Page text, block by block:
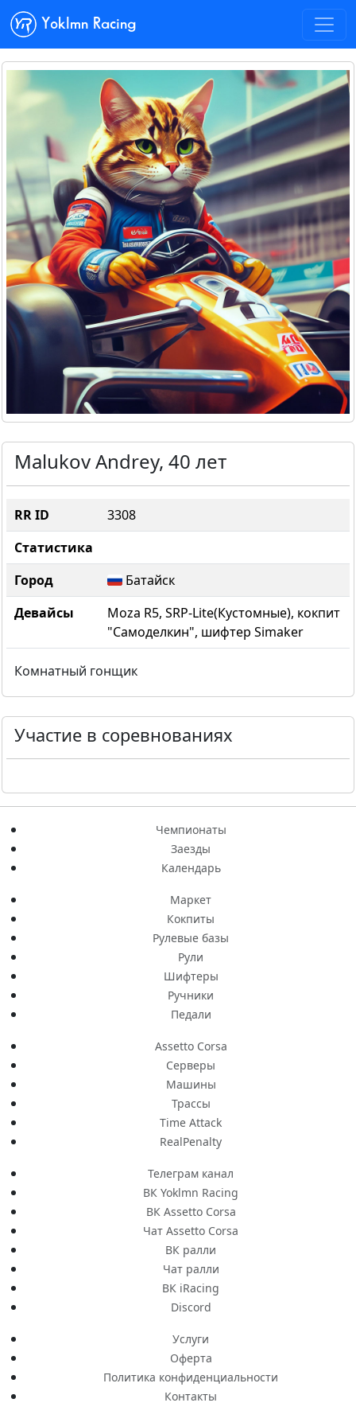
Yoklmn Racing
Malukov Andrey, 40 лет
RR ID
3308
Статистика
Город
Батайск
Девайсы
Moza R5, SRP-Lite(Кустомные), кокпит
"Самоделкин", шифтер Simaker
Комнатный гонщик
Участие в соревнованиях
Чемпионаты
Заезды
Календарь
Маркет
Кокпиты
Рулевые базы
Рули
Шифтеры
Ручники
Педали
Assetto Corsa
Серверы
Машины
Трассы
Time Attack
RealPenalty
Телеграм канал
ВК Yoklmn Racing
ВК Assetto Corsa
Чат Assetto Corsa
ВК ралли
Чат ралли
ВК iRacing
Discord
Услуги
Оферта
Политика конфиденциальности
Контакты